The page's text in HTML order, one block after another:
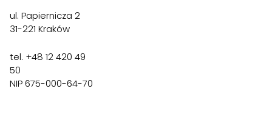
ul. Papiernicza 2
31-221 Kraków
tel. +48 12 420 49
50
NIP 675-000-64-70